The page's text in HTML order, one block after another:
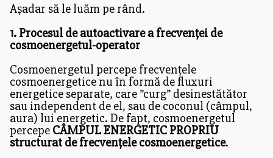
Așadar să le luăm pe rând.
1. Procesul de autoactivare a frecvenței de
cosmoenergetul-operator
Cosmoenergetul percepe frecvențele
cosmoenergetice nu în formă de fluxuri
energetice separate, care ”curg” desinestătător
sau independent de el, sau de coconul (câmpul,
aura) lui energetic. De fapt, cosmoenergetul
percepe CÂMPUL ENERGETIC PROPRIU
structurat de frecvențele cosmoenergetice.